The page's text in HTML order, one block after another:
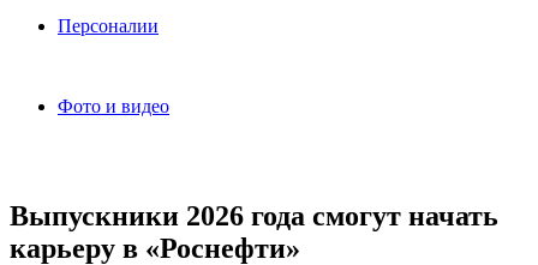
Персоналии
Фото и видео
Выпускники 2026 года смогут начать
карьеру в «Роснефти»